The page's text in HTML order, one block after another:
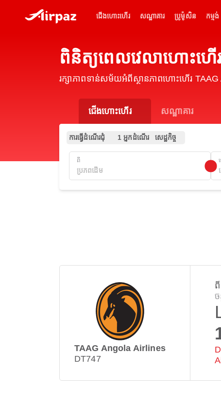
ជើងហោះហើរ សណ្ឋាគារ ប្រូម៉ូសិន កម្មង់
ពិនិត្យពេលវេលាហោះហ
រក្សាភាពទាន់សម័យអំពីស្ថានភាពហោះហើរ
ជើងហោះហើរ សណ្ឋាគារ
ការធ្វើដំណើរជុំ 1 អ្នកដំណើរ សេដ្ឋកិច្ច
ពី
TAAG Angola Airlines
DT747
ពី